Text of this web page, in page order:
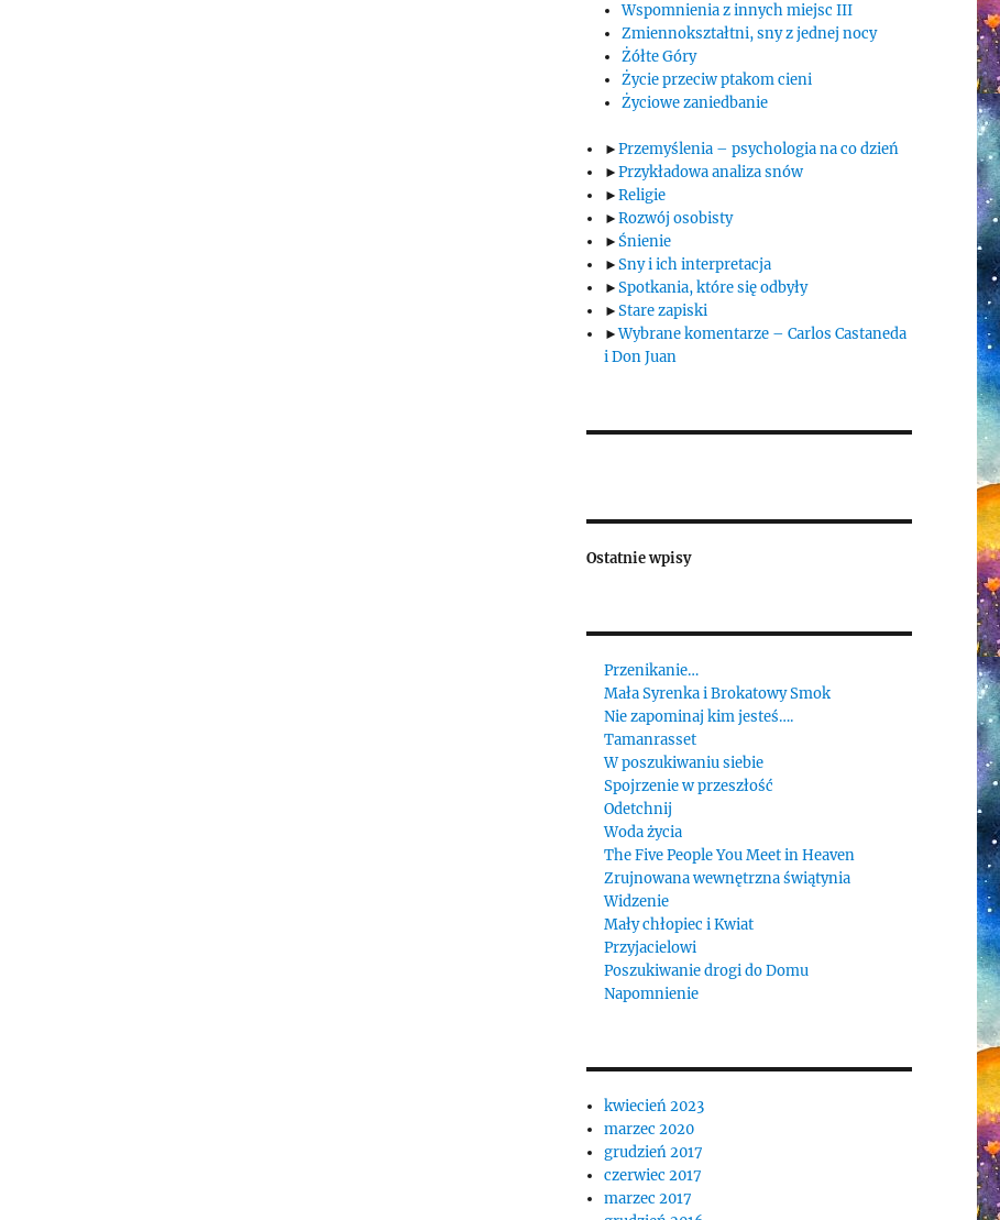
Wspomnienia z innych miejsc III
Zmiennokształtni, sny z jednej nocy
Żółte Góry
Życie przeciw ptakom cieni
Życiowe zaniedbanie
►Przemyślenia – psychologia na co dzień
►Przykładowa analiza snów
►Religie
►Rozwój osobisty
►Śnienie
►Sny i ich interpretacja
►Spotkania, które się odbyły
►Stare zapiski
►Wybrane komentarze – Carlos Castaneda
i Don Juan
Ostatnie wpisy
Przenikanie…
Mała Syrenka i Brokatowy Smok
Nie zapominaj kim jesteś….
Tamanrasset
W poszukiwaniu siebie
Spojrzenie w przeszłość
Odetchnij
Woda życia
The Five People You Meet in Heaven
Zrujnowana wewnętrzna świątynia
Widzenie
Mały chłopiec i Kwiat
Przyjacielowi
Poszukiwanie drogi do Domu
Napomnienie
kwiecień 2023
marzec 2020
grudzień 2017
czerwiec 2017
marzec 2017